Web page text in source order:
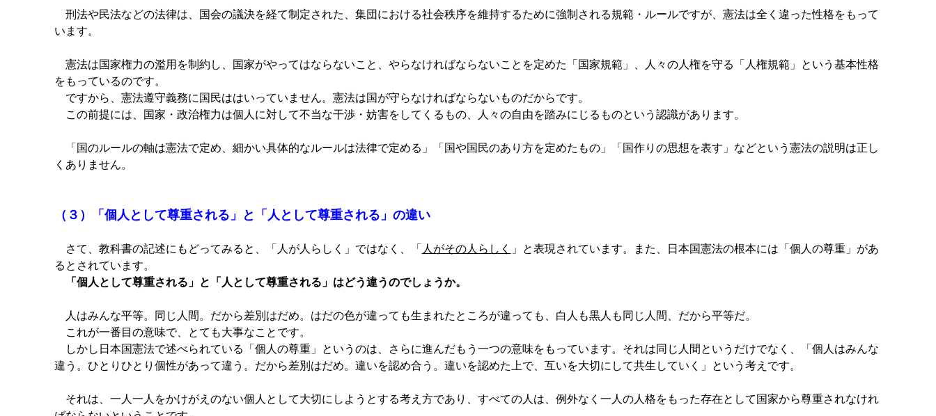
刑法や民法などの法律は、国会の議決を経て制定された、集団における社会秩序を維持するために強制される規範・ルールですが、憲法は全く違った性格をもって
います。
憲法は国家権力の濫用を制約し、国家がやってはならないこと、やらなければならないことを定めた「国家規範」、人々の人権を守る「人権規範」という基本性格
をもっているのです。
ですから、憲法遵守義務に国民ははいっていません。憲法は国が守らなければならないものだからです。
この前提には、国家・政治権力は個人に対して不当な干渉・妨害をしてくるもの、人々の自由を踏みにじるものという認識があります。
「国のルールの軸は憲法で定め、細かい具体的なルールは法律で定める」「国や国民のあり方を定めたもの」「国作りの思想を表す」などという憲法の説明は正し
くありません。
（３）「個人として尊重される」と「人として尊重される」の違い
さて、教科書の記述にもどってみると、「人が人らしく」ではなく、「 人がその人らしく
」と表現されています。また、日本国憲法の根本には「個人の尊重」があ
るとされています。
「個人として尊重される」と「人として尊重される」はどう違うのでしょうか。
人はみんな平等。同じ人間。だから差別はだめ。はだの色が違っても生まれたところが違っても、白人も黒人も同じ人間、だから平等だ。
これが一番目の意味で、とても大事なことです。
しかし日本国憲法で述べられている「個人の尊重」というのは、さらに進んだもう一つの意味をもっています。それは同じ人間というだけでなく、「個人はみんな
違う。ひとりひとり個性があって違う。だから差別はだめ。違いを認め合う。違いを認めた上で、互いを大切にして共生していく」という考えです。
それは、一人一人をかけがえのない個人として大切にしようとする考え方であり、すべての人は、例外なく一人の人格をもった存在として国家から尊重されなけれ